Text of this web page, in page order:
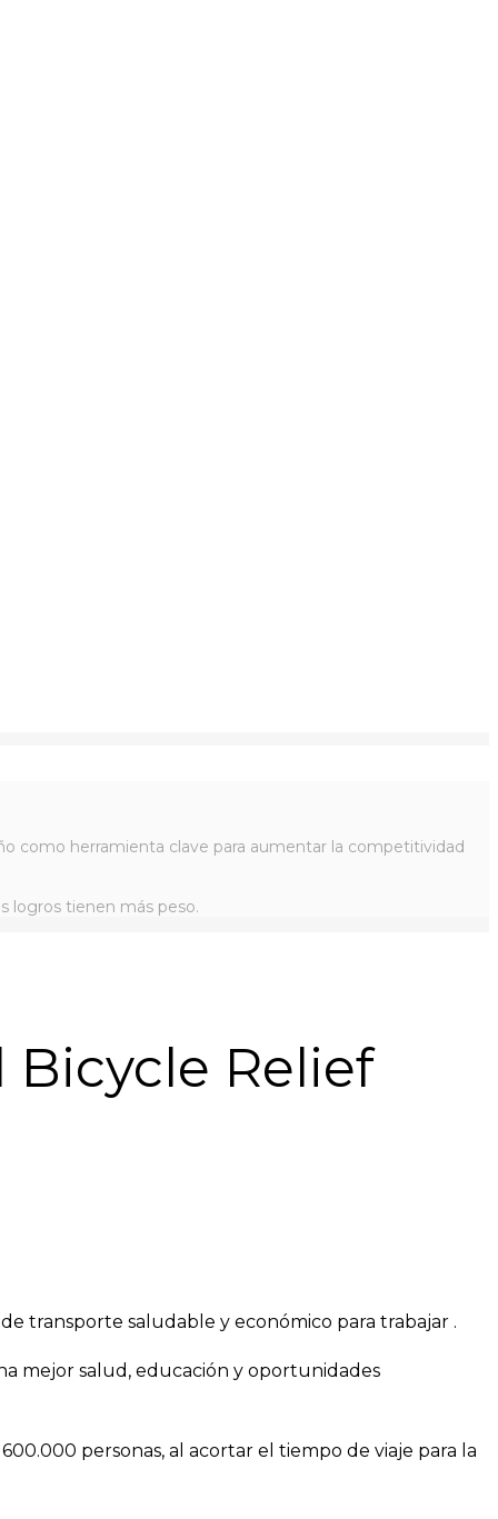
como herramienta clave para aumentar la competitividad
logros tienen más peso.
Bicycle Relief
transporte saludable y económico para trabajar .
mejor salud, educación y oportunidades
personas, al acortar el tiempo de viaje para la